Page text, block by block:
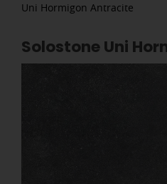
Uni Hormigon Antracite
Solostone Uni